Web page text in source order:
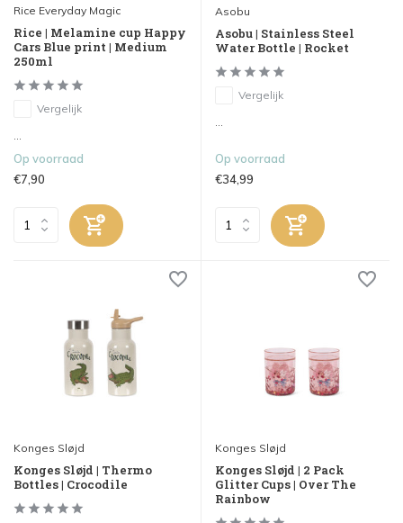
Rice Everyday Magic
Rice | Melamine cup Happy
Cars Blue print | Medium
250ml
Vergelijk
Op voorraad
€7,90
Asobu
Asobu | Stainless Steel
Water Bottle | Rocket
Vergelijk
Op voorraad
€34,99
Konges Sløjd
Konges Sløjd | Thermo
Bottles | Crocodile
Konges Sløjd
Konges Sløjd | 2 Pack
Glitter Cups | Over The
Rainbow